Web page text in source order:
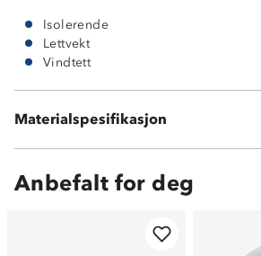
Isolerende
Lettvekt
Vindtett
Materialspesifikasjon
45 % fjær / 5 % dun / 50 % polyester
Anbefalt for deg